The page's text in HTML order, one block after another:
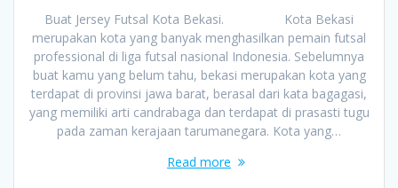
Buat Jersey Futsal Kota Bekasi. Kota Bekasi
merupakan kota yang banyak menghasilkan pemain futsal
professional di liga futsal nasional Indonesia. Sebelumnya
buat kamu yang belum tahu, bekasi merupakan kota yang
terdapat di provinsi jawa barat, berasal dari kata bagagasi,
yang memiliki arti candrabaga dan terdapat di prasasti tugu
pada zaman kerajaan tarumanegara. Kota yang…
Read more